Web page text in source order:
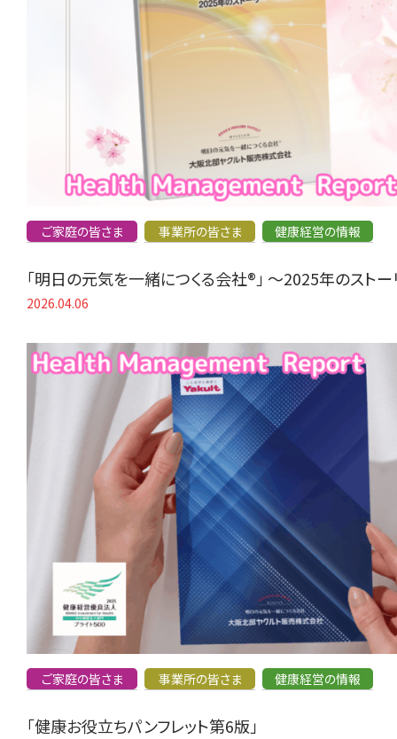
ご家庭の皆さま 事業所の皆さま 健康経営の情報
「明日の元気を一緒につくる会社®」 〜2025年のスト
2026.04.06
ご家庭の皆さま 事業所の皆さま 健康経営の情報
「健康お役立ちパンフレット第6版」